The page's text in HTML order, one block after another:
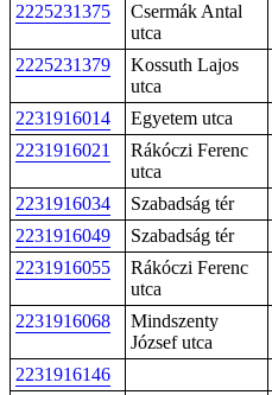
2225231375
Csermák Antal
utca
2225231379
Kossuth Lajos
utca
2231916014 Egyetem utca
2231916021
Rákóczi Ferenc
utca
2231916034 Szabadság tér
2231916049
Szabadság tér
2231916055
Rákóczi Ferenc
utca
2231916068
Mindszenty
József utca
2231916146